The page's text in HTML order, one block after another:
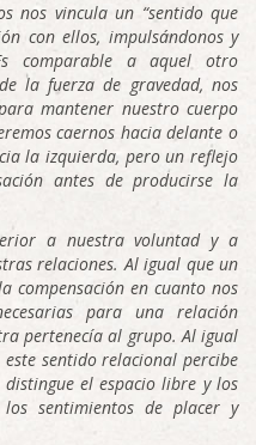
nos vincula un “sentido que
con ellos, impulsándonos y
comparable a aquel otro
la fuerza de gravedad, nos
mantener nuestro cuerpo
caernos hacia delante o
la izquierda, pero un reflejo
antes de producirse la
a nuestra voluntad y a
relaciones. Al igual que un
compensación en cuanto nos
para una relación
pertenecía al grupo. Al igual
sentido relacional percibe
el espacio libre y los
sentimientos de placer y